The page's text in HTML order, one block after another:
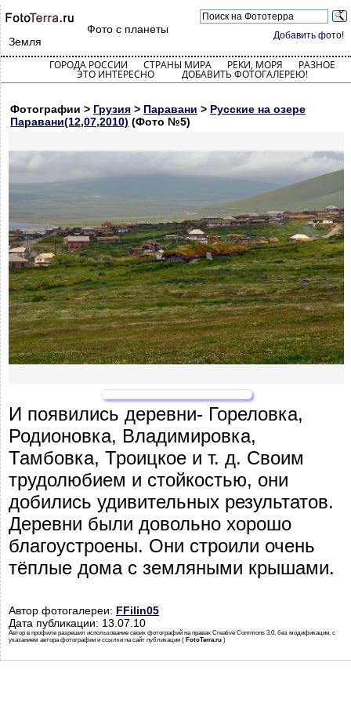
Добавить фото!
Фото с планеты
Земля
ГОРОДА РОССИИ СТРАНЫ МИРА РЕКИ, МОРЯ РАЗНОЕ
ЭТО ИНТЕРЕСНО ДОБАВИТЬ ФОТОГАЛЕРЕЮ!
Фотографии > Грузия > Паравани > Русские на озере
Паравани(12,07,2010) (Фото №5)
И появились деревни- Гореловка,
Родионовка, Владимировка,
Тамбовка, Троицкое и т. д. Своим
трудолюбием и стойкостью, они
добились удивительных результатов.
Деревни были довольно хорошо
благоустроены. Они строили очень
тёплые дома с земляными крышами.
Автор фотогалереи: FFilin05
Дата публикации: 13.07.10
Автор в профиле разрешил использование своих фотографий на правах Creative Commons 3.0, без модификации, с
указанием автора фотографии и ссылки на сайт публикации ( FotoTerra.ru )